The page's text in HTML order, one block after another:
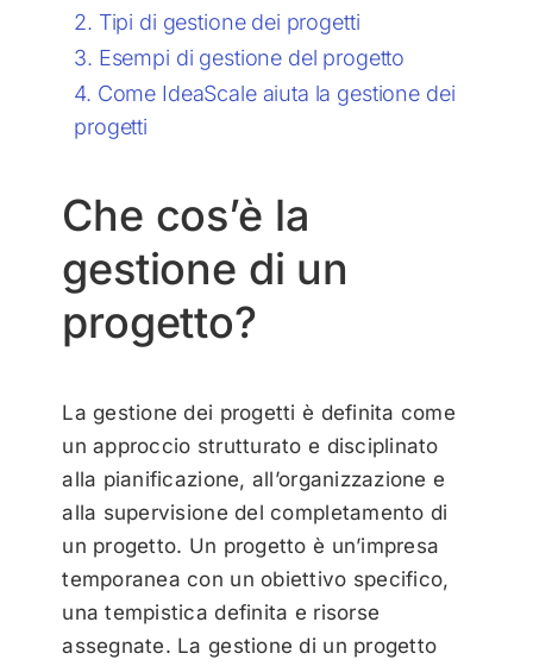
Tipi di gestione dei progetti
Esempi di gestione del progetto
Come IdeaScale aiuta la gestione dei
progetti
Che cos’è la
gestione di un
progetto?
La gestione dei progetti è definita come
un approccio strutturato e disciplinato
alla pianificazione, all’organizzazione e
alla supervisione del completamento di
un progetto. Un progetto è un’impresa
temporanea con un obiettivo specifico,
una tempistica definita e risorse
assegnate. La gestione di un progetto